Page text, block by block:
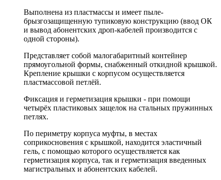
Выполнена из пластмассы и имеет пыле-
брызгозащищенную тупиковую конструкцию (ввод ОК
и вывод абонентских дроп-кабелей производится с
одной стороны).
Представляет собой малогабаритный контейнер
прямоугольной формы, снабженный откидной крышкой.
Крепление крышки с корпусом осуществляется
пластмассовой петлёй.
Фиксация и герметизация крышки - при помощи
четырёх пластиковых защелок на стальных пружинных
петлях.
По периметру корпуса муфты, в местах
соприкосновения с крышкой, находится эластичный
гель, с помощью которого осуществляется как
герметизация корпуса, так и герметизация введенных
магистральных и абонентских кабелей.